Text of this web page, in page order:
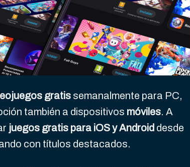
gratis semanalmente para PC,
también a dispositivos móviles. A
juegos gratis para iOS y Android desde
con títulos destacados.